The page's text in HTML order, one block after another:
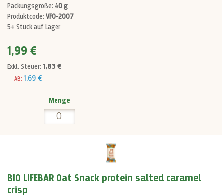
Packungsgröße: 40 g
Produktcode: VF0-2007
5+ Stück auf Lager
1,99 €
Exkl. Steuer: 1,83 €
AB: 1,69 €
Menge
BIO LIFEBAR Oat Snack protein salted caramel
crisp